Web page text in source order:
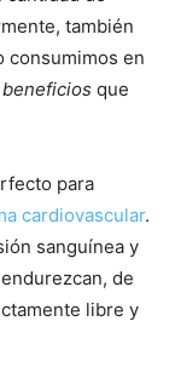
también
consumimos en
que
para
cardiovascular.
sanguínea y
de
libre y